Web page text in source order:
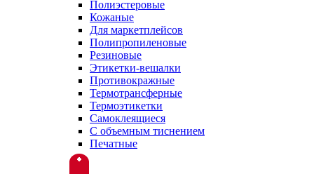
Полиэстеровые
Кожаные
Для маркетплейсов
Полипропиленовые
Резиновые
Этикетки-вешалки
Противокражные
Термотрансферные
Термоэтикетки
Самоклеящиеся
С объемным тиснением
Печатные